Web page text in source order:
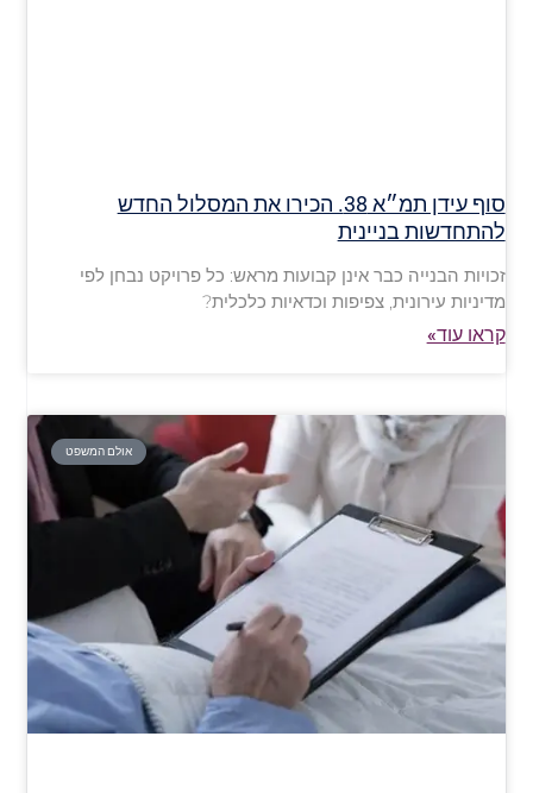
סוף עידן תמ״א 38. הכירו את המסלול החדש
להתחדשות בניינית
זכויות הבנייה כבר אינן קבועות מראש: כל פרויקט נבחן לפי
מדיניות עירונית, צפיפות וכדאיות כלכלית?
קראו עוד»
אולם המשפט